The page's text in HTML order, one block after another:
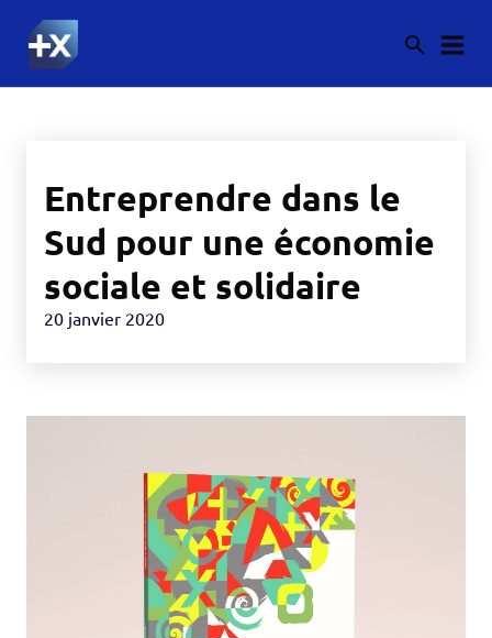
Entreprendre dans le
Sud pour une économie
sociale et solidaire
20 janvier 2020